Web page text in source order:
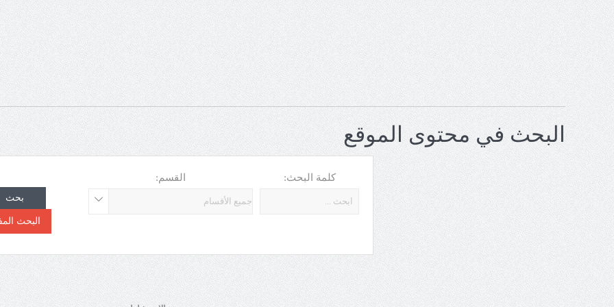
البحث في محتوى الموقع
كلمة البحث: القسم:
بحث
البحث